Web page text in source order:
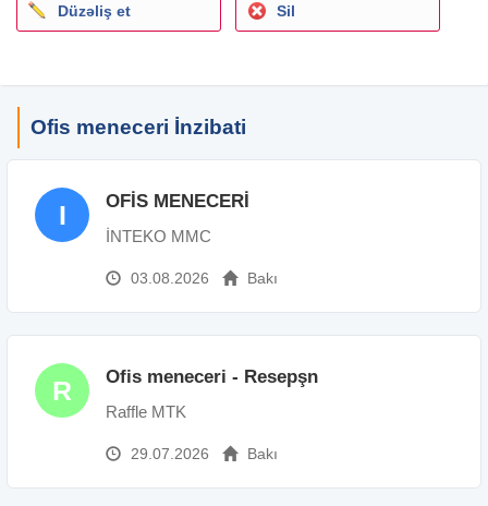
Maraqlananlar CV-lərini ə göndərə və yaxud qeyd olunan
Düzəliş et Sil
Ofis meneceri İnzibati
I OFİS MENECERİ
İNTEKO MMC
03.08.2026 Bakı
R Ofis meneceri - Resepşn
Raffle MTK
29.07.2026 Bakı